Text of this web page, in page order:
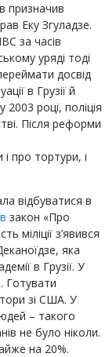
призначив
Еку Згуладзе.
за часів
уряді тоді
досвід
в Грузії й
2003 році, поліція
Після реформи
про тортури, і
відбуватися в
закон «Про
міліції з’явився
яка
в Грузії. У
Готувати
зі США. У
– такого
не було ніколи.
на 20%.